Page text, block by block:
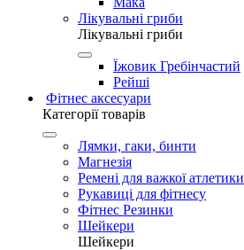
Лікувальні гриби
Лікувальні гриби
Їжовик Гребінчастий
Рейші
Фітнес аксесуари
Категорії товарів
Лямки, гаки, бинти
Магнезія
Ремені для важкої атлетики
Рукавиці для фітнесу
Фітнес Резинки
Шейкери
Шейкери